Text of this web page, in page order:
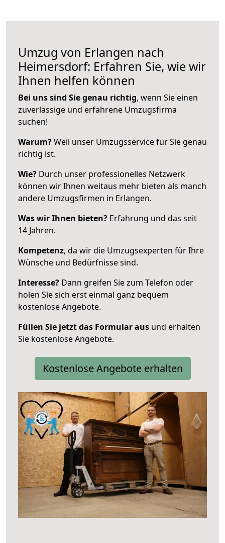
Umzug von Erlangen nach
Heimersdorf: Erfahren Sie, wie wir
Ihnen helfen können
Bei uns sind Sie genau richtig, wenn Sie einen
zuverlässige und erfahrene Umzugsfirma
suchen!
Warum?Weil unser Umzugsservice für Sie genau
richtig ist.
Wie? Durch unser professionelles Netzwerk
können wir Ihnen weitaus mehr bieten als manch
andere Umzugsfirmen in Erlangen.
Was wir Ihnen bieten? Erfahrung und das seit
14 Jahren.
Kompetenz, da wir die Umzugsexperten für Ihre
Wünsche und Bedürfnisse sind.
Interesse? Dann greifen Sie zum Telefon oder
holen Sie sich erst einmal ganz bequem
kostenlose Angebote.
Füllen Sie jetzt das Formular aus und erhalten
Sie kostenlose Angebote.
Kostenlose Angebote erhalten